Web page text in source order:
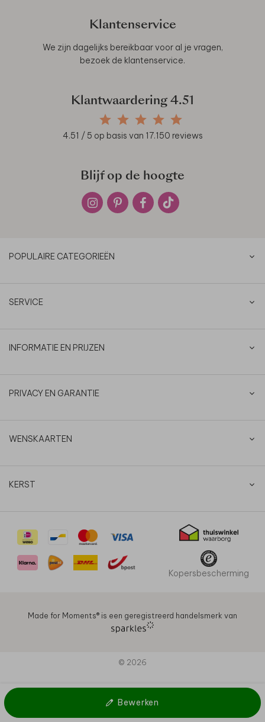
Bewerken
Klantenservice
We zijn dagelijks bereikbaar voor al je vragen,
bezoek de klantenservice.
Klantwaardering 4.51
4.51 / 5 op basis van 17.150 reviews
Blijf op de hoogte
POPULAIRE CATEGORIEËN
SERVICE
INFORMATIE EN PRIJZEN
PRIVACY EN GARANTIE
WENSKAARTEN
KERST
Kopersbescherming
Made for Moments®️ is een geregistreerd handelsmerk van
© 2026